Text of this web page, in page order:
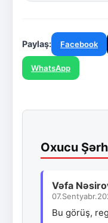
Paylaş: Facebook
WhatsApp
Oxucu
Vəfa
Bu görüş,